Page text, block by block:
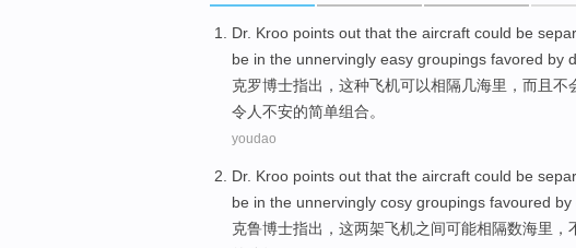
Dr. Kroo points out that the aircraft could be
be in the unnervingly easy groupings favored by
克罗博士指出 ， 这种飞机可以相隔几海里 ， 而且 不
令人不安的简单组合。
youdao
Dr. Kroo points out that the aircraft could be
be in the unnervingly cosy groupings favoured by
克鲁博士指出 ， 这两架飞机之间可能相隔数海里 ，